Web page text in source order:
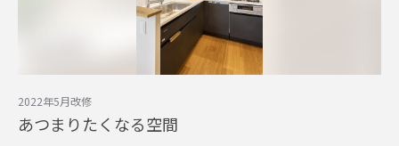
2022年5月改修
あつまりたくなる空間